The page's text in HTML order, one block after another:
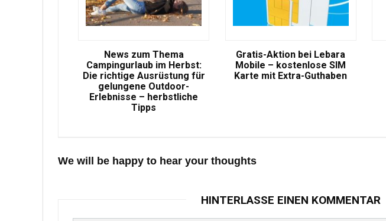
News zum Thema
Campingurlaub im Herbst:
Die richtige Ausrüstung für
gelungene Outdoor-
Erlebnisse – herbstliche
Tipps
Gratis-Aktion bei Lebara
Mobile – kostenlose SIM
Karte mit Extra-Guthaben
We will be happy to hear your thoughts
HINTERLASSE EINEN KOMMENTAR